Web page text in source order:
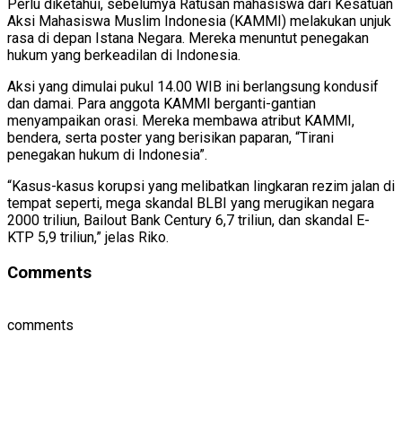
Perlu diketahui, sebelumya Ratusan mahasiswa dari Kesatuan
Aksi Mahasiswa Muslim Indonesia (KAMMI) melakukan unjuk
rasa di depan Istana Negara. Mereka menuntut penegakan
hukum yang berkeadilan di Indonesia.
Aksi yang dimulai pukul 14.00 WIB ini berlangsung kondusif
dan damai. Para anggota KAMMI berganti-gantian
menyampaikan orasi. Mereka membawa atribut KAMMI,
bendera, serta poster yang berisikan paparan, “Tirani
penegakan hukum di Indonesia”.
“Kasus-kasus korupsi yang melibatkan lingkaran rezim jalan di
tempat seperti, mega skandal BLBI yang merugikan negara
2000 triliun, Bailout Bank Century 6,7 triliun, dan skandal E-
KTP 5,9 triliun,” jelas Riko.
Comments
comments